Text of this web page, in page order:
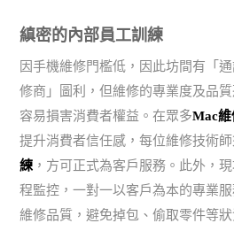
縝密的內部員工訓練
因手機維修門檻低，因此坊間有「
修商」圖利，但維修的專業度及品
容易損害消費者權益。在眾多Mac
提升消費者信任感，每位維修技術
練 ，方可正式為客戶服務。此外，
程監控，一對一以客戶為本的專業
維修品質，避免掉包、偷取零件等狀